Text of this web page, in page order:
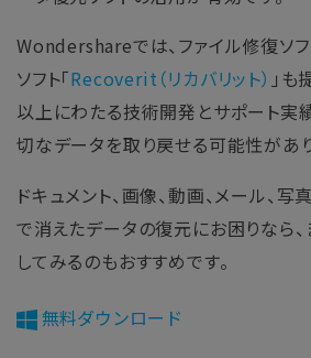
Wondershareでは、ファイル修復ソ
ソフト「Recoverit（リカバリット） 」
以上にわたる技術開発とサポート実
切なデータを取り戻せる可能性があり
ドキュメント、画像、動画、メール、
で消えたデータの復元にお困りなら
してみるのもおすすめです。
無料ダウンロード